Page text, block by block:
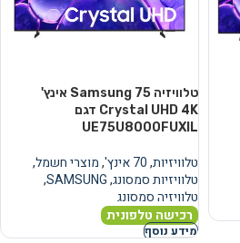
טלוויזיה Samsung 75 אינץ'
Crystal UHD 4K דגם
UE75U8000FUXIL
טלוויזיות,70 אינץ' ,מוצרי חשמל,
טלוויזיות סמסונג,
SAMSUNG
,
טלוויזיה סמסונג
רכישה טלפונית
מידע נוסף